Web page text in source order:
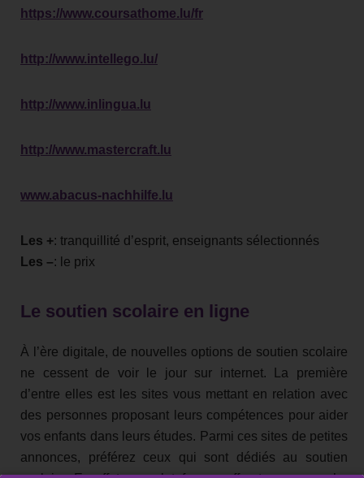
https://www.coursathome.lu/fr
http://www.intellego.lu/
http://www.inlingua.lu
http://www.mastercraft.lu
www.abacus-nachhilfe.lu
Les +: tranquillité d’esprit, enseignants sélectionnés
Les –: le prix
Le soutien scolaire en ligne
À l’ère digitale, de nouvelles options de soutien scolaire
ne cessent de voir le jour sur internet. La première
d’entre elles est les sites vous mettant en relation avec
des personnes proposant leurs compétences pour aider
vos enfants dans leurs études. Parmi ces sites de petites
annonces, préférez ceux qui sont dédiés au soutien